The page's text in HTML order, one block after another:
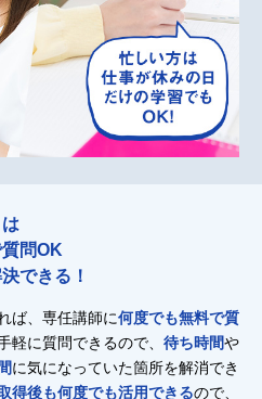
問OK
できる！
ば、専任講師に何度でも無料で質
軽に質問できるので、 待ち時間や
に気になっていた箇所を解消でき
得後も何度でも活用できるので、